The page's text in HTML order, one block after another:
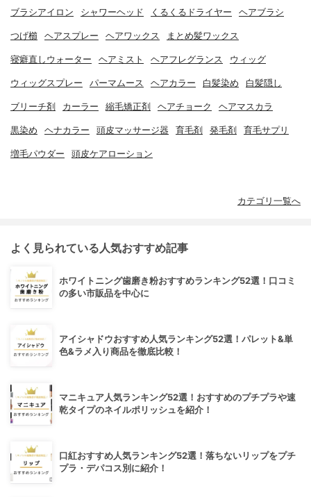
ブラシアイロン シャワーヘッド くるくるドライヤー ヘアブラシ
つげ櫛 ヘアスプレー ヘアワックス まとめ髪ワックス
寝癖直しウォーター ヘアミスト ヘアフレグランス ウィッグ
ウィッグスプレー パーマムース ヘアカラー 白髪染め 白髪隠し
ブリーチ剤 カーラー 縮毛矯正剤 ヘアチョーク ヘアマスカラ
黒染め ヘナカラー 頭皮マッサージ器 育毛剤 発毛剤 育毛サプリ
増毛パウダー 頭皮ケアローション
カテゴリ一覧へ
よく見られている人気おすすめ記事
ホワイトニング歯磨き粉おすすめランキング52選！口コミ
の多い市販品を中心に
アイシャドウおすすめ人気ランキング52選！パレット&単
色&ラメ入り商品を徹底比較！
マニキュア人気ランキング52選！おすすめのプチプラや速
乾タイプのネイルポリッシュを紹介！
口紅おすすめ人気ランキング52選！落ちないリップをプチ
プラ・デパコス別に紹介！